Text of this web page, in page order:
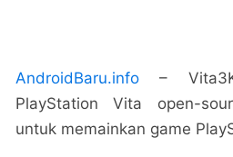
AndroidBaru.info– Vita3K
PlayStation Vita open-
untuk memainkan game